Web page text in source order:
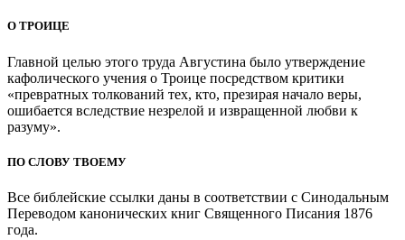
О ТРОИЦЕ
Главной целью этого труда Августина было утверждение
кафолического учения о Троице посредством критики
«превратных толкований тех, кто, презирая начало веры,
ошибается вследствие незрелой и извращенной любви к
разуму».
ПО СЛОВУ ТВОЕМУ
Все библейские ссылки даны в соответствии с Синодальным
Переводом канонических книг Священного Писания 1876
года.